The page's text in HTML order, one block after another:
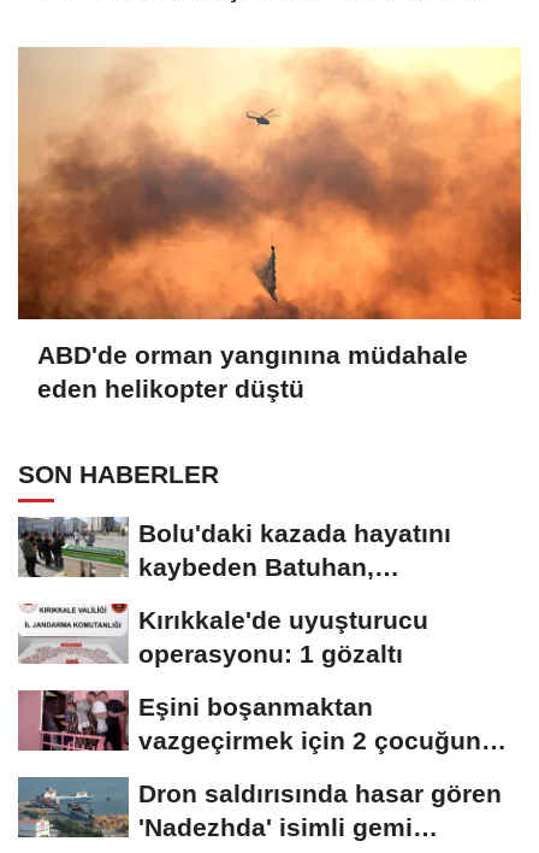
ABD'de orman yangınına müdahale
eden helikopter düştü
SON HABERLER
Bolu'daki kazada hayatını
kaybeden Batuhan,
Kırıkkale'de uyuşturucu
operasyonu: 1 gözaltı
Eşini boşanmaktan
vazgeçirmek için 2 çocuğunu
Dron saldırısında hasar gören
'Nadezhda' isimli gemi